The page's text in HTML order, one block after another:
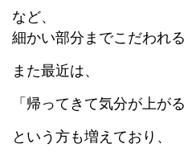
など、
細かい部分までこだわれ
また最近は、
「帰ってきて気分が上が
という方も増えており、